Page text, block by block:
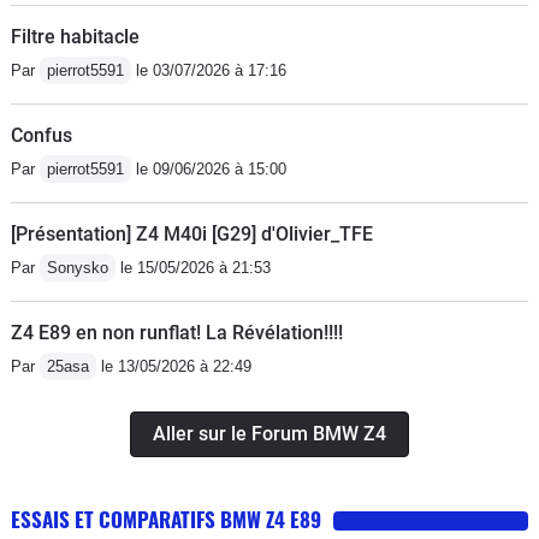
élastique, entre 1400 et 2500 tours, un
prévoir un budjet de 1500 € quand le
groupe pompe hydraulique situé dans
le coffre lâche.-Freinage d'origine un
peu juste en revanche-Pneumatique
RFT non adaptée à cette voiture ! (
tenue de route médiocre en RunFlat,
et casse de jantes ! )-Equipement de
mesquinerie de BMW, un poste Hifi
Business et Professionnel de base
n'est pas terrible. Pour le port USB
semble manquer de CVs, mais on n'en
est belle est bien présente.le N52 en
magnésium est généreux mais
pied au cul, monsieur est linéaire, ce
qui lui fait défaut au niveau des
sensations. Pourtant, l'efficacité est là.
J'ai suivit des E86 M facilement sur
semble incompréhensible au
de couple sur la moitié basse des
ligne atmosphérique, la signature des
Filtre habitacle
Par pierrot5591 le 03/07/2026 à 17:16
Confus
Par pierrot5591 le 09/06/2026 à 15:00
[Présentation] Z4 M40i [G29] d'Olivier_TFE
Par Sonysko le 15/05/2026 à 21:53
Z4 E89 en non runflat! La Révélation!!!!
Par 25asa le 13/05/2026 à 22:49
Aller sur le Forum BMW Z4
ESSAIS ET COMPARATIFS BMW Z4 E89